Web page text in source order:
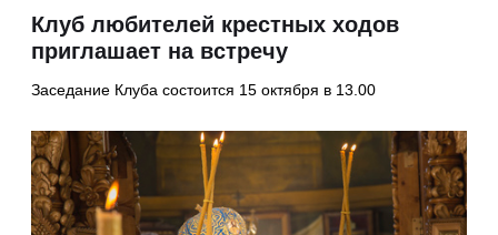
Клуб любителей крестных ходов
приглашает на встречу
Заседание Клуба состоится 15 октября в 13.00